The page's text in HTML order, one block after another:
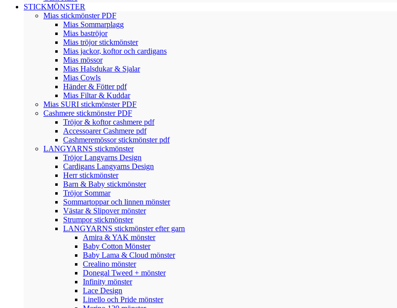
STICKMÖNSTER
Mias stickmönster PDF
Mias Sommarplagg
Mias baströjor
Mias tröjor stickmönster
Mias jackor, koftor och cardigans
Mias mössor
Mias Halsdukar & Sjalar
Mias Cowls
Händer & Fötter pdf
Mias Filtar & Kuddar
Mias SURI stickmönster PDF
Cashmere stickmönster PDF
Tröjor & koftor cashmere pdf
Accessoarer Cashmere pdf
Cashmeremössor stickmönster pdf
LANGYARNS stickmönster
Tröjor Langyarns Design
Cardigans Langyarns Design
Herr stickmönster
Barn & Baby stickmönster
Tröjor Sommar
Sommartoppar och linnen mönster
Västar & Slipover mönster
Strumpor stickmönster
LANGYARNS stickmönster efter garn
Amira & YAK mönster
Baby Cotton Mönster
Baby Lama & Cloud mönster
Crealino mönster
Donegal Tweed + mönster
Infinity mönster
Lace Design
Linello och Pride mönster